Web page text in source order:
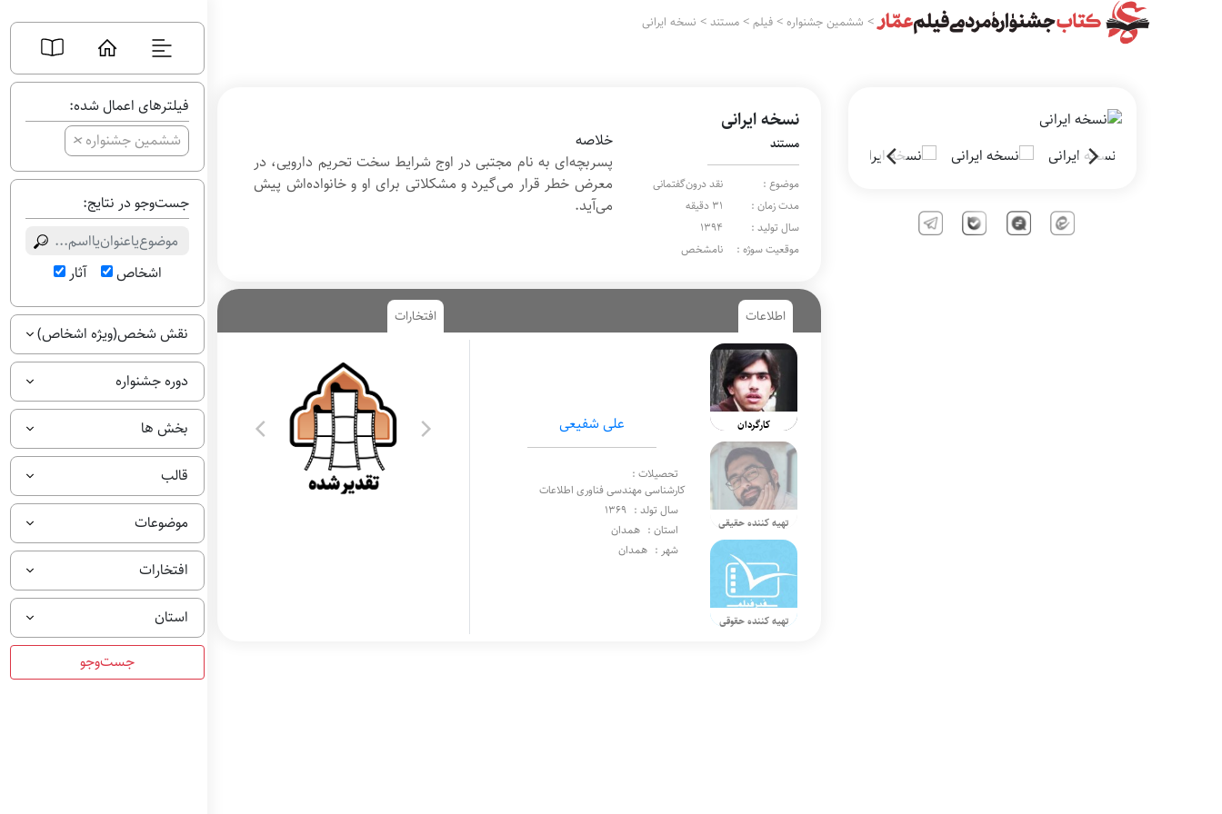
فیلترهای اعمال شده:
ششمین جشنواره+
جست‌وجو در نتایج:
اشخاص آثار
نقش شخص(ویژه اشخاص)
دوره جشنواره
بخش ها
قالب
موضوعات
افتخارات
استان
> ششمین جشنواره >فیلم >مستند > نسخه ایرانی
نسخه ایرانی
مستند
موضوع :
نقد درون‌گفتمانی
مدت زمان :
31 دقیقه
سال تولید :
1394
موقعیت سوژه :
نامشخص
خلاصه
پسربچه‌ای به نام مجتبی در اوج شرایط سخت تحریم دارویی، در
معرض خطر قرار می‌گیرد و مشکلاتی برای او و خانواده‌اش پیش
می‌آید.
اطلاعات افتخارات
کارگردان
تهیه کننده حقیقی
تهیه کننده حقوقی
علی شفیعی
تحصیلات :
کارشناسی مهندسی فناوری اطلاعات
سال تولد : 1369
استان : همدان
شهر : همدان